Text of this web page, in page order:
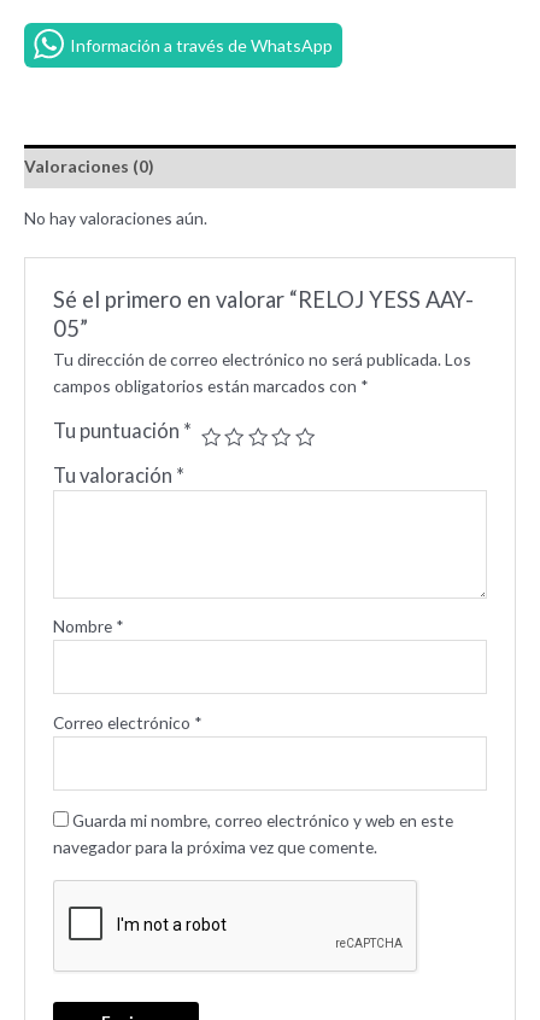
Información a través de WhatsApp
Valoraciones (0)
No hay valoraciones aún.
Sé el primero en valorar “RELOJ YESS AAY-
05”
Tu dirección de correo electrónico no será publicada. Los
campos obligatorios están marcados con *
Tu puntuación *
Tu valoración *
Nombre *
Correo electrónico *
Guarda mi nombre, correo electrónico y web en este
navegador para la próxima vez que comente.